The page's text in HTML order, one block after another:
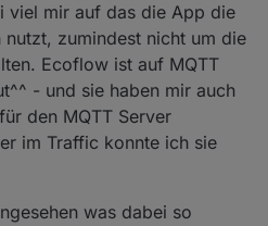
viel mir auf das die App die
zumindest nicht um die
Ecoflow ist auf MQTT
- und sie haben mir auch
den MQTT Server
im Traffic konnte ich sie
was dabei so